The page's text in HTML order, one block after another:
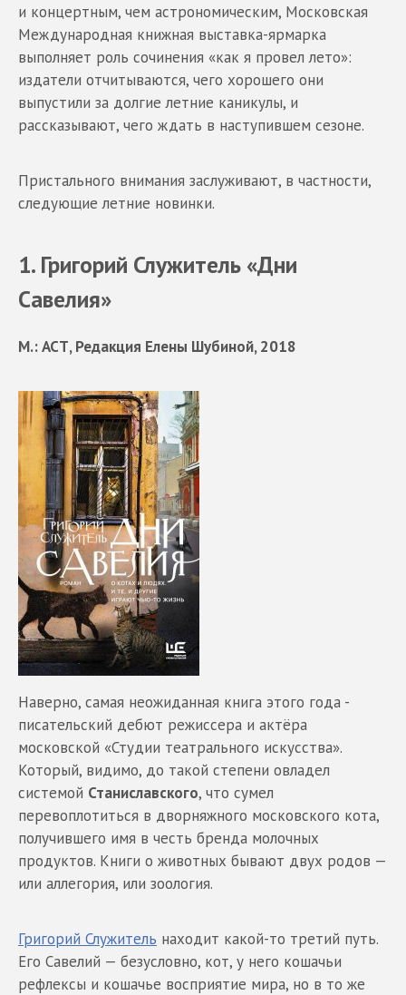
и концертным, чем астрономическим, Московская
Международная книжная выставка-ярмарка
выполняет роль сочинения «как я провел лето»:
издатели отчитываются, чего хорошего они
выпустили за долгие летние каникулы, и
рассказывают, чего ждать в наступившем сезоне.
Пристального внимания заслуживают, в частности,
следующие летние новинки.
1. Григорий Служитель «Дни
Савелия»
М.: АСТ, Редакция Елены Шубиной, 2018
Наверно, самая неожиданная книга этого года -
писательский дебют режиссера и актёра
московской «Студии театрального искусства».
Который, видимо, до такой степени овладел
системой Станиславского, что сумел
перевоплотиться в дворняжного московского кота,
получившего имя в честь бренда молочных
продуктов. Книги о животных бывают двух родов —
или аллегория, или зоология.
Григорий Служитель находит какой-то третий путь.
Его Савелий — безусловно, кот, у него кошачьи
рефлексы и кошачье восприятие мира, но в то же